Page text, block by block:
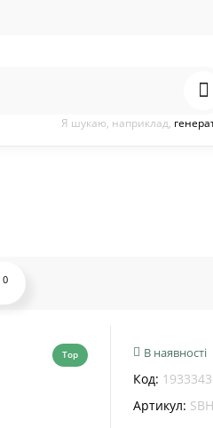
Я шукаю, наприклад,
0
Top В наявності
Код: 1933343
Артикул: